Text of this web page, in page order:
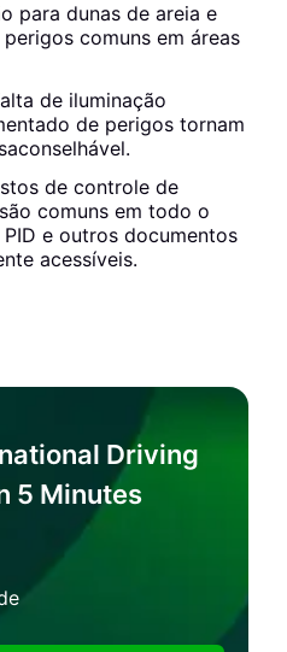
para dunas de areia e
comuns em áreas
de iluminação
de perigos tornam
de controle de
comuns em todo o
PID e outros documentos
acessíveis.
Driving
5 Minutes